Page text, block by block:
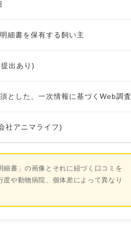
細書を保有する飼い主
出あり)
とした、一次情報に基づくWeb調査
社アニマライフ)
書」の画像とそれに紐づく口コミを
や動物病院、個体差によって異なり